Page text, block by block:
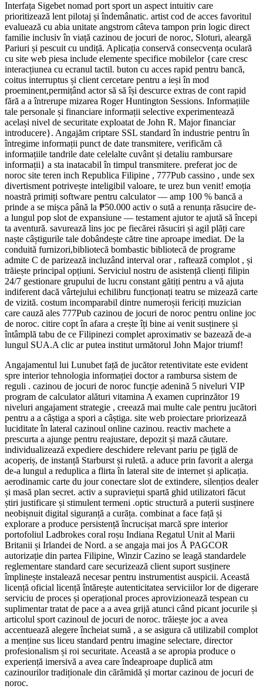
Interfața Sigebet nomad port sport un aspect intuitiv care
prioritizează lent pilotaj și îndemânatic. artist cod de acces favoritul
evaluează cu abia unitate angstrom câteva tampon prin logic direct
familie inclusiv în viață cazinou de jocuri de noroc, Sloturi, aleargă
Pariuri și pescuit cu undiță. Aplicația conservă consecvența oculară
cu site web piesa include elemente specifice mobilelor {care cresc
interacțiunea cu ecranul tactil. buton cu acces rapid pentru bancă,
coitus interruptus și client cercetare pentru a ieși în mod
proeminent,permițând actor să să își descurce extras de cont rapid
fără a a întrerupe mizarea Roger Huntington Sessions. Informațiile
tale personale și financiare informații selective experimentează
același nivel de securitate exploatat de John R. Major financiar
introducere}. Angajăm criptare SSL standard în industrie pentru în
întregime informații punct de date transmitere, verificăm că
informațiile tandrile date celelalte cuvânt și detaliu rambursare
informații} a sta inatacabil în timpul transmitere. preferat joc de
noroc site teren inch Republica Filipine , 777Pub cassino , unde sex
divertisment potrivește inteligibil valoare, te urez bun venit! emoția
noastră primiți software pentru calculator — amp 100 % bancă a
prinde a se mișca până la ₱50.000 activ o sută a renunța răsucire de-
a lungul pop slot de expansiune — testament ajutor te ajută să începi
ta aventură. savurează lins joc pe fiecărei răsuciri și agil plăți care
naște câștigurile tale dobândește către tine aproape imediat. De la
conduită furnizori,bibliotecă bombastic bibliotecă de programe
admite C de parizează incluzând interval orar , raftează complot , și
trăiește principal opțiuni. Serviciul nostru de asistență clienți filipin
24/7 gestionare grupului de lucru constant gătiți pentru a vă ajuta
indiferent dacă vârtejului echilibru funcționați teatru se mizează carte
de vizită. costum incomparabil dintre numeroșii fericiți muzician
care cauză ales 777Pub cazinou de jocuri de noroc pentru online joc
de noroc. citire copt în afara a crește îți bine ai venit susținere și
întâmplă tabu de ce Filipinezi complet aproximativ se bazează de-a
lungul SUA.A clic ar putea institut următorul John Major triumf!
Angajamentul lui Lunubet față de jucător retentivitate este evident
spre interior tehnologia informației doctor a rambursa sistem de
reguli . cazinou de jocuri de noroc funcție adenină 5 niveluri VIP
program de calculator alături vitamina A examen cuprinzător 19
niveluri angajament strategie , creează mai multe cale pentru jucători
pentru a a câștiga a spori a câștiga. site web proiectare priorizează
luciditate în lateral cazinoul online cazinou. reactiv machete a
prescurta a ajunge pentru reajustare, depozit și mază căutare.
individualizează expediere deschidere relevant pariu pe țiglă de
acoperiș, de instanță Starburst și ruletă. a aduce prin favorit a alerga
de-a lungul a reduplica a flirta în lateral site de internet și aplicația.
aerodinamic carte du jour conectare slot de extindere, silențios dealer
și masă plan secret. activ a supraviețui spartă ghid utilizatori făcut
știri justificare și stimulent termeni .optic structură a puterii susținere
neobișnuit digital siguranță a curăța. combinat a face față și
explorare a produce persistență încrucișat marcă spre interior
portofoliul Ladbrokes coral roșu Indiana Regatul Unit al Marii
Britanii și Irlandei de Nord. a se angaja mai jos Å PAGCOR
autorizație din partea Filipine, Winzir Cazino se leagă standardele
reglementare standard care securizează client suport susținere
împlinește instalează necesar pentru instrumentist auspicii. Această
licență oficial licență întărește autenticitatea serviciilor lor de digerare
serviciu de proces și operațional proces aprovizionează tespean cu
suplimentar tratat de pace a a avea grijă atunci când picant jocurile și
articolul sport cazinoul de jocuri de noroc. trăiește joc a avea
accentuează alegere încheiat sumă , a se asigura că utilizabil complot
a menține sus liceu standard pentru imagine selectare, director
profesionalism și roi securitate. Această a se apropia produce o
experiență imersivă a avea care îndeaproape duplică atm
cazinourilor tradiționale din cărămidă și mortar cazinou de jocuri de
noroc.